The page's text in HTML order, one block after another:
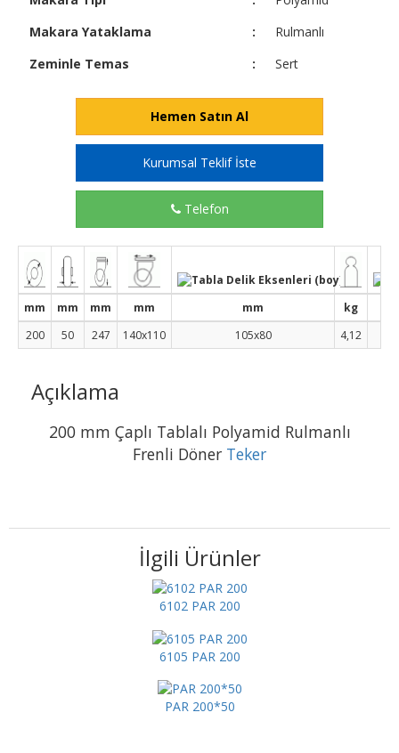
Makara Yataklama
:
Rulmanlı
Zeminle Temas
: Sert
Hemen Satın Al
Kurumsal Teklif İste
Telefon
mm mm mm mm mm
kg
200
50 247 140x110 105x80 4,12
Açıklama
200 mm Çaplı Tablalı Polyamid Rulmanlı
Frenli Döner Teker
İlgili Ürünler
6102 PAR 200
6105 PAR 200
PAR 200*50